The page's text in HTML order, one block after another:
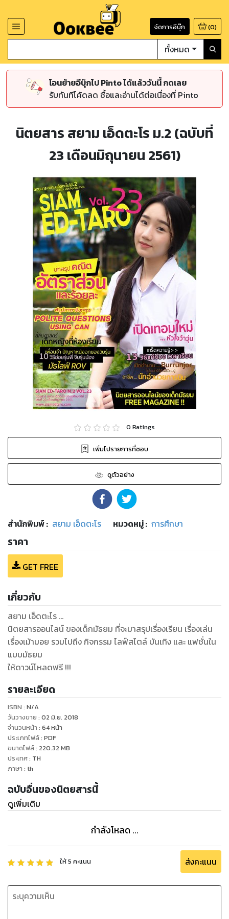
จัดการอีบุ๊ก (0)
ทั้งหมด
โอนย้ายอีบุ๊กไป Pinto ได้แล้ววันนี้ กดเลย
รับทันทีโค้ดลด ซื้อและอ่านได้ต่อเนื่องที่ Pinto
นิตยสาร สยาม เอ็ดตะโร ม.2 (ฉบับที่
23 เดือนมิถุนายน 2561)
0 Ratings
เพิ่มไปรายการที่ชอบ
ดูตัวอย่าง
สำนักพิมพ์: สยาม เอ็ดตะโร หมวดหมู่: การศึกษา
ราคา
GET FREE
เกี่ยวกับ
สยาม เอ็ดตะโร ...
นิตยสารออนไลน์ ของเด็กมัธยม ที่จะมาสรุปเรื่องเรียน เรื่องเล่น
เรื่องเม้ามอย รวมไปถึง กิจกรรม ไลฟ์สไตล์ บันเทิง และ แฟชั่นใน
แบบมัธยม
ให้ดาวน์โหลดฟรี !!!
รายละเอียด
ISBN : N/A
วันวางขาย : 02 มิ.ย. 2018
จำนวนหน้า : 64หน้า
ประเภทไฟล์: PDF
ขนาดไฟล์: 220.32 MB
ประเทศ: TH
ภาษา : th
ฉบับอื่นของนิตยสารนี้
ดูเพิ่มเติม
กำลังโหลด ...
ให้5 คะแนน ส่งคะแนน